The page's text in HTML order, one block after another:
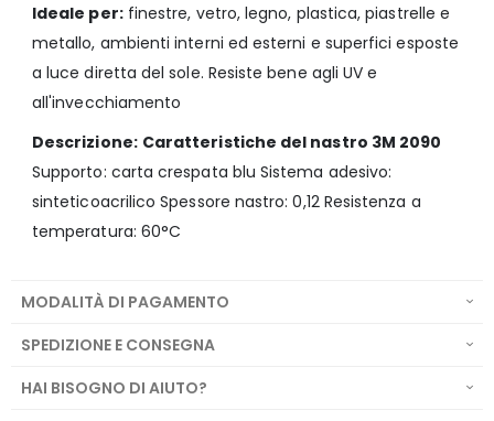
Ideale per:finestre, vetro, legno, plastica, piastrelle e
metallo, ambienti interni ed esterni e superfici esposte
a luce diretta del sole. Resiste bene agli UV e
all'invecchiamento
Descrizione: Caratteristiche del nastro 3M 2090
Supporto: carta crespata blu Sistema adesivo:
sinteticoacrilico Spessore nastro: 0,12 Resistenza a
temperatura: 60°C
MODALITÀ DI PAGAMENTO
SPEDIZIONE E CONSEGNA
HAI BISOGNO DI AIUTO?